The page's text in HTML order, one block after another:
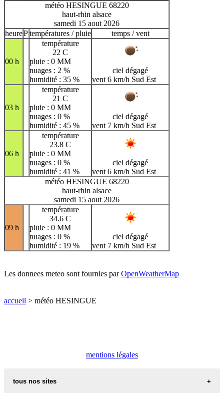
météo HESINGUE 68220
haut-rhin alsace
samedi 15 aout 2026
heurePtempératures / pluie temps / vent
00 h
température
22 C
pluie : 0 MM
nuages : 2 %
humidité : 35 %
ciel dégagé
vent 6 km/h Sud Est
03 h
température
21 C
pluie : 0 MM
nuages : 0 %
humidité : 45 %
ciel dégagé
vent 7 km/h Sud Est
06 h
température
23.8 C
pluie : 0 MM
nuages : 0 %
humidité : 41 %
ciel dégagé
vent 6 km/h Sud Est
météo HESINGUE 68220
haut-rhin alsace
samedi 15 aout 2026
09 h
température
34.6 C
pluie : 0 MM
nuages : 0 %
humidité : 19 %
ciel dégagé
vent 7 km/h Sud Est
Les donnees meteo sont fournies parOpenWeatherMap
accueil > météo HESINGUE
mentions légales
tous nos sites